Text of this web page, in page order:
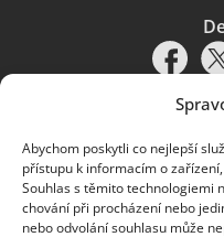
Abychom poskytli co nejlepší
přístupu k informacím o
Souhlas s těmito technologiemi
chování při procházení nebo
nebo odvolání souhlasu může
Pravidla používání|Ochrana
Deloitte.cz
© 2026. Více informací najdete v